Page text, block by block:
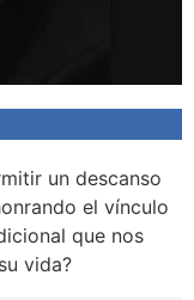
un descanso
el vínculo
que nos
vida?